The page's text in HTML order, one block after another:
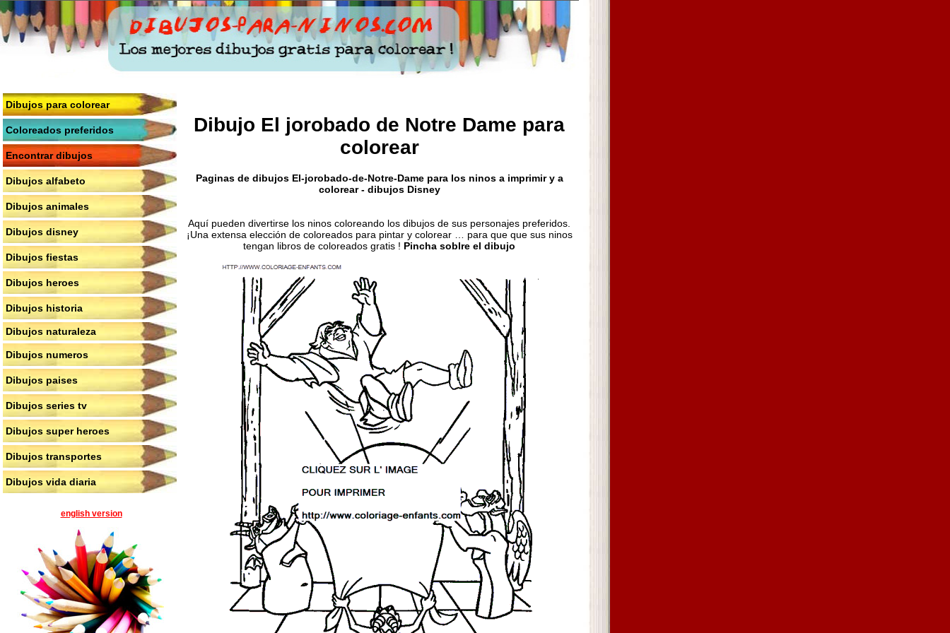
Dibujos para colorear
Coloreados preferidos
Encontrar dibujos
Dibujos alfabeto
Dibujos animales
Dibujos disney
Dibujos fiestas
Dibujos heroes
Dibujos historia
Dibujos naturaleza
Dibujos numeros
Dibujos paises
Dibujos series tv
Dibujos super heroes
Dibujos transportes
Dibujos vida diaria
english version
Dibujo El jorobado de Notre Dame para
colorear
Paginas de dibujos El-jorobado-de-Notre-Dame para los ninos a imprimir y a
colorear - dibujos Disney
Aquí pueden divertirse los ninos coloreando los dibujos de sus personajes preferidos.
¡Una extensa elección de coloreados para pintar y colorear … para que que sus ninos
tengan libros de coloreados gratis ! Pincha soblre el dibujo